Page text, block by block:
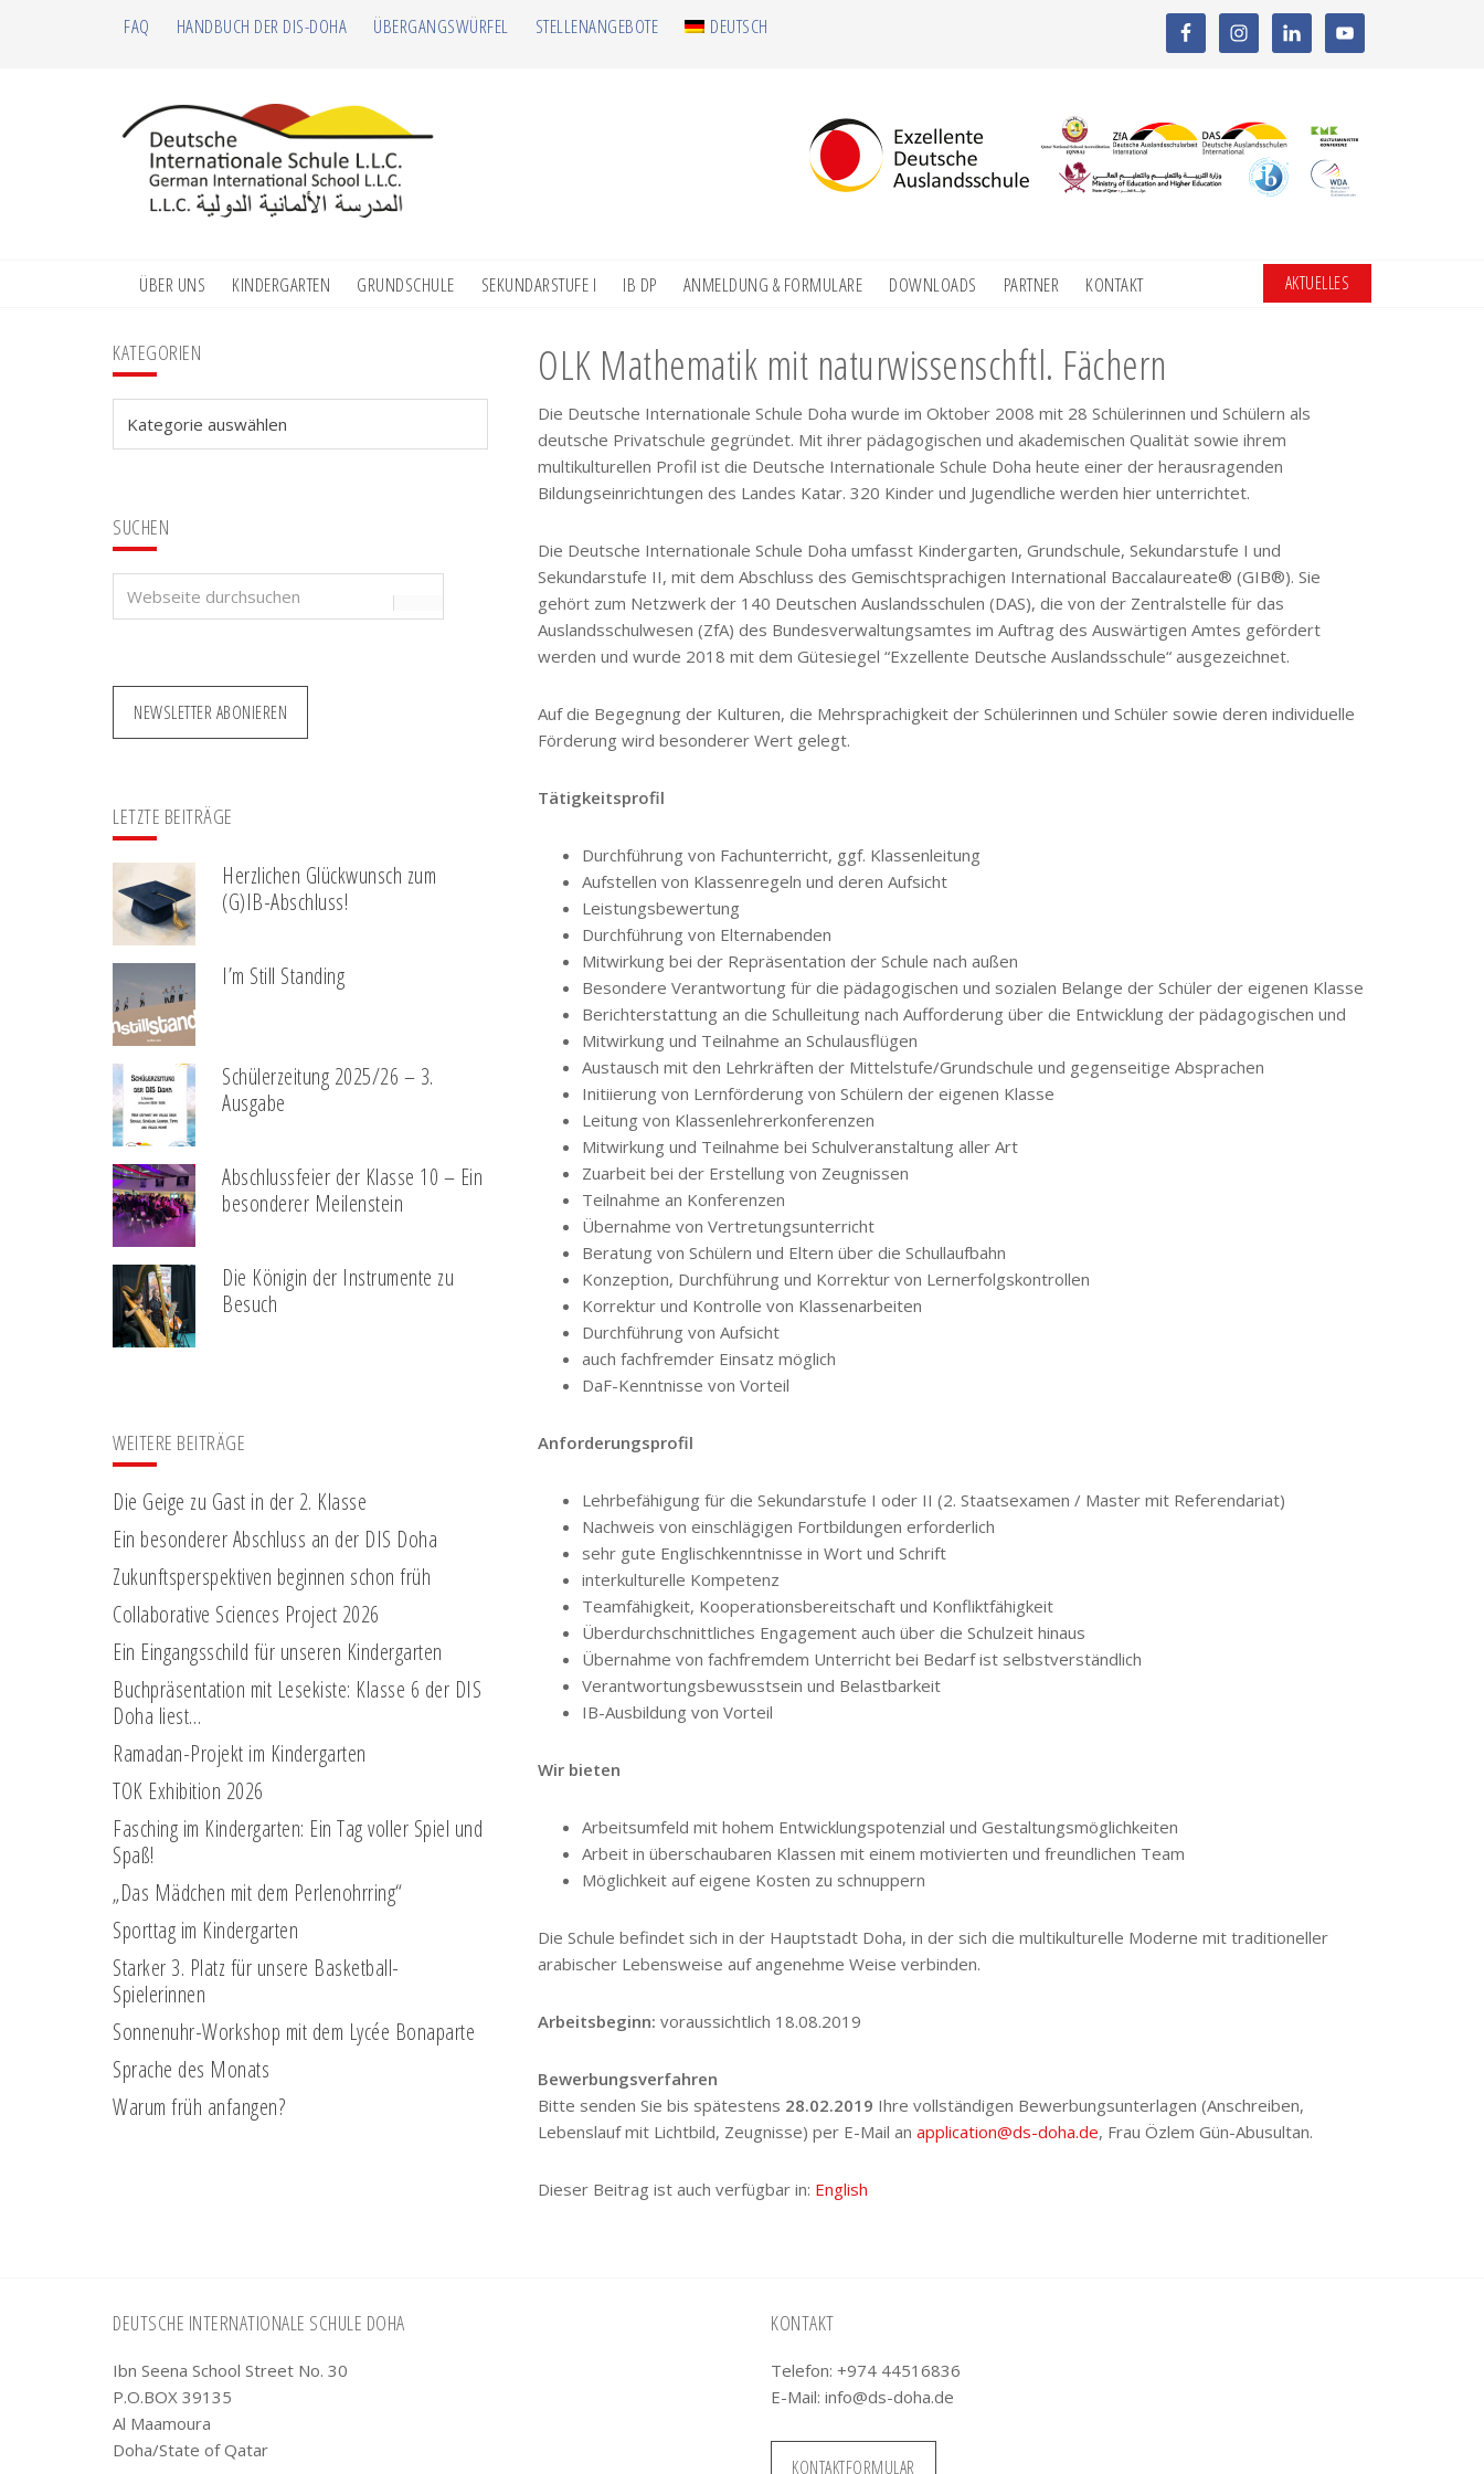
FAQ HANDBUCH DER DIS-DOHA ÜBERGANGSWÜRFEL STELLENANGEBOTE DEUTSCH
ÜBER UNS KINDERGARTEN GRUNDSCHULE SEKUNDARSTUFE I IB DP ANMELDUNG & FORMULARE DOWNLOADS PARTNER KONTAKT AKTUELLES
OLK Mathematik mit naturwissenschftl. Fächern
Die Deutsche Internationale Schule Doha wurde im Oktober 2008 mit 28 Schülerinnen und Schülern als
deutsche Privatschule gegründet. Mit ihrer pädagogischen und akademischen Qualität sowie ihrem
multikulturellen Profil ist die Deutsche Internationale Schule Doha heute einer der herausragenden
Bildungseinrichtungen des Landes Katar. 320 Kinder und Jugendliche werden hier unterrichtet.
Die Deutsche Internationale Schule Doha umfasst Kindergarten, Grundschule, Sekundarstufe I und
Sekundarstufe II, mit dem Abschluss des Gemischtsprachigen International Baccalaureate® (GIB®). Sie
gehört zum Netzwerk der 140 Deutschen Auslandsschulen (DAS), die von der Zentralstelle für das
Auslandsschulwesen (ZfA) des Bundesverwaltungsamtes im Auftrag des Auswärtigen Amtes gefördert
werden und wurde 2018 mit dem Gütesiegel “Exzellente Deutsche Auslandsschule“ ausgezeichnet.
Auf die Begegnung der Kulturen, die Mehrsprachigkeit der Schülerinnen und Schüler sowie deren individuelle
Förderung wird besonderer Wert gelegt.
Tätigkeitsprofil
Durchführung von Fachunterricht, ggf. Klassenleitung
Aufstellen von Klassenregeln und deren Aufsicht
Leistungsbewertung
Durchführung von Elternabenden
Mitwirkung bei der Repräsentation der Schule nach außen
Besondere Verantwortung für die pädagogischen und sozialen Belange der Schüler der eigenen Klasse
Berichterstattung an die Schulleitung nach Aufforderung über die Entwicklung der pädagogischen und
Mitwirkung und Teilnahme an Schulausflügen
Austausch mit den Lehrkräften der Mittelstufe/Grundschule und gegenseitige Absprachen
Initiierung von Lernförderung von Schülern der eigenen Klasse
Leitung von Klassenlehrerkonferenzen
Mitwirkung und Teilnahme bei Schulveranstaltung aller Art
Zuarbeit bei der Erstellung von Zeugnissen
Teilnahme an Konferenzen
Übernahme von Vertretungsunterricht
Beratung von Schülern und Eltern über die Schullaufbahn
Konzeption, Durchführung und Korrektur von Lernerfolgskontrollen
Korrektur und Kontrolle von Klassenarbeiten
Durchführung von Aufsicht
auch fachfremder Einsatz möglich
DaF-Kenntnisse von Vorteil
Anforderungsprofil
Lehrbefähigung für die Sekundarstufe I oder II (2. Staatsexamen / Master mit Referendariat)
Nachweis von einschlägigen Fortbildungen erforderlich
sehr gute Englischkenntnisse in Wort und Schrift
interkulturelle Kompetenz
Teamfähigkeit, Kooperationsbereitschaft und Konfliktfähigkeit
Überdurchschnittliches Engagement auch über die Schulzeit hinaus
Übernahme von fachfremdem Unterricht bei Bedarf ist selbstverständlich
Verantwortungsbewusstsein und Belastbarkeit
IB-Ausbildung von Vorteil
Wir bieten
Arbeitsumfeld mit hohem Entwicklungspotenzial und Gestaltungsmöglichkeiten
Arbeit in überschaubaren Klassen mit einem motivierten und freundlichen Team
Möglichkeit auf eigene Kosten zu schnuppern
Die Schule befindet sich in der Hauptstadt Doha, in der sich die multikulturelle Moderne mit traditioneller
arabischer Lebensweise auf angenehme Weise verbinden.
Arbeitsbeginn: voraussichtlich 18.08.2019
Bewerbungsverfahren
Bitte senden Sie bis spätestens 28.02.2019 Ihre vollständigen Bewerbungsunterlagen (Anschreiben,
Lebenslauf mit Lichtbild, Zeugnisse) per E-Mail an application@ds-doha.de, Frau Özlem Gün-Abusultan.
Dieser Beitrag ist auch verfügbar in: English
Seitenspalte
KATEGORIEN
SUCHEN
Webseite
NEWSLETTER ABONIEREN
LETZTE BEITRÄGE
Herzlichen Glückwunsch zum
(G)IB-Abschluss!
I’m Still Standing
Schülerzeitung 2025/26 – 3.
Ausgabe
Abschlussfeier der Klasse 10 – Ein
besonderer Meilenstein
Die Königin der Instrumente zu
Besuch
WEITERE BEITRÄGE
Die Geige zu Gast in der 2. Klasse
Ein besonderer Abschluss an der DIS Doha
Zukunftsperspektiven beginnen schon früh
Collaborative Sciences Project 2026
Ein Eingangsschild für unseren Kindergarten
Buchpräsentation mit Lesekiste: Klasse 6 der DIS
Doha liest…
Ramadan-Projekt im Kindergarten
TOK Exhibition 2026
Fasching im Kindergarten: Ein Tag voller Spiel und
Spaß!
„Das Mädchen mit dem Perlenohrring“
Sporttag im Kindergarten
Starker 3. Platz für unsere Basketball-
Spielerinnen
Sonnenuhr-Workshop mit dem Lycée Bonaparte
Sprache des Monats
Warum früh anfangen?
DEUTSCHE INTERNATIONALE SCHULE DOHA
Ibn Seena School Street No. 30
P.O.BOX 39135
Al Maamoura
Doha/State of Qatar
KONTAKT
Telefon: +974 44516836
E-Mail:info@ds-doha.de
KONTAKTFORMULAR